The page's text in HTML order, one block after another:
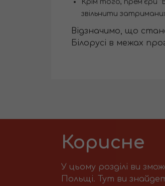
Крім того, прем'єри
звільнити
Відзначимо, що
Білорусі в межах
Корисне
У цьому розділі ви
Польщі. Тут ви